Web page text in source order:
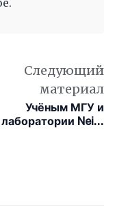
Следующий
материал
Учёным МГУ и
лаборатории Neiry